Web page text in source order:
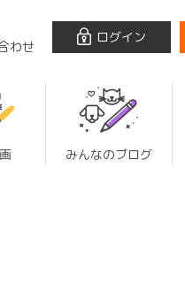
わせ
ログイン
みんなのブログ